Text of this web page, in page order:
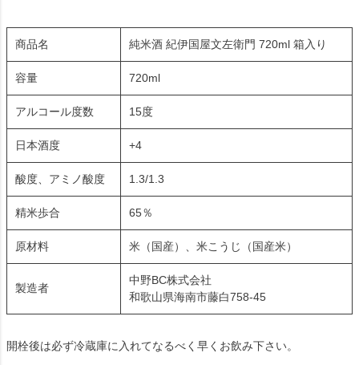
商品名 純米酒 紀伊国屋文左衛門 720ml 箱入り
容量 720ml
アルコール度数 15度
日本酒度 +4
酸度、アミノ酸度 1.3/1.3
精米歩合 65％
原材料 米（国産）、米こうじ（国産米）
製造者
中野BC株式会社
和歌山県海南市藤白758-45
開栓後は必ず冷蔵庫に入れてなるべく早くお飲み下さい。